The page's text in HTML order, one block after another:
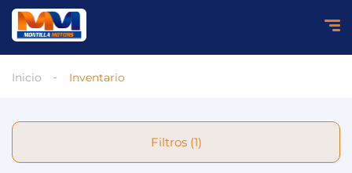
Inicio Inventario
Filtros (1)